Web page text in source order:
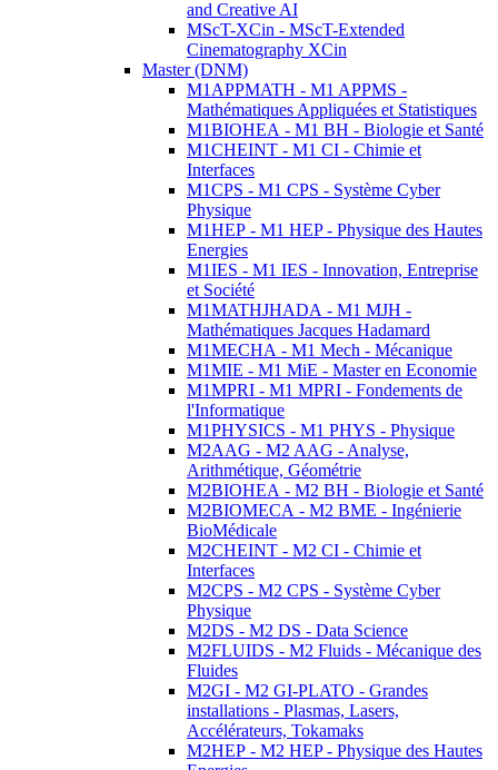
and Creative AI
MScT-XCin - MScT-Extended
Cinematography XCin
Master (DNM)
M1APPMATH - M1 APPMS -
Mathématiques Appliquées et Statistiques
M1BIOHEA - M1 BH - Biologie et Santé
M1CHEINT - M1 CI - Chimie et
Interfaces
M1CPS - M1 CPS - Système Cyber
Physique
M1HEP - M1 HEP - Physique des Hautes
Energies
M1IES - M1 IES - Innovation, Entreprise
et Société
M1MATHJHADA - M1 MJH -
Mathématiques Jacques Hadamard
M1MECHA - M1 Mech - Mécanique
M1MIE - M1 MiE - Master en Economie
M1MPRI - M1 MPRI - Fondements de
l'Informatique
M1PHYSICS - M1 PHYS - Physique
M2AAG - M2 AAG - Analyse,
Arithmétique, Géométrie
M2BIOHEA - M2 BH - Biologie et Santé
M2BIOMECA - M2 BME - Ingénierie
BioMédicale
M2CHEINT - M2 CI - Chimie et
Interfaces
M2CPS - M2 CPS - Système Cyber
Physique
M2DS - M2 DS - Data Science
M2FLUIDS - M2 Fluids - Mécanique des
Fluides
M2GI - M2 GI-PLATO - Grandes
installations - Plasmas, Lasers,
Accélérateurs, Tokamaks
M2HEP - M2 HEP - Physique des Hautes